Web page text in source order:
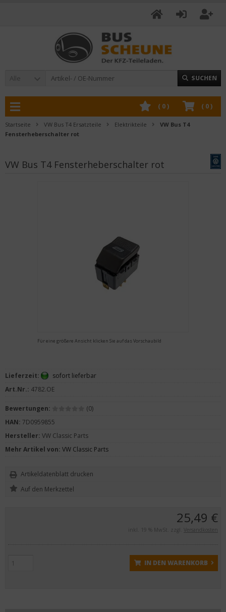
Alle SUCHEN
( 0)
( 0)
Startseite VW Bus T4 Ersatzteile Elektrikteile
VW Bus T4
Fensterheberschalter rot
VW Bus T4 Fensterheberschalter rot
Für eine größere Ansicht klicken Sie auf das Vorschaubild
25,49 €
inkl. 19 % MwSt. zzgl. Versandkosten
IN DEN WARENKORB
Lieferzeit:
sofort lieferbar
Art.Nr.: 4782.OE
Bewertungen:
(0)
HAN: 7D0959855
Hersteller: VW Classic Parts
Mehr Artikel von: VW Classic Parts
Artikeldatenblatt drucken